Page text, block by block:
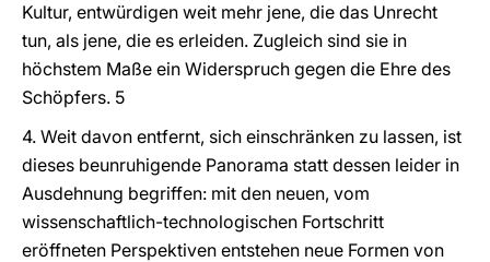
Kultur, entwürdigen weit mehr jene, die das Unrecht
tun, als jene, die es erleiden. Zugleich sind sie in
höchstem Maße ein Widerspruch gegen die Ehre des
Schöpfers. 5
4. Weit davon entfernt, sich einschränken zu lassen, ist
dieses beunruhigende Panorama statt dessen leider in
Ausdehnung begriffen: mit den neuen, vom
wissenschaftlich-technologischen Fortschritt
eröffneten Perspektiven entstehen neue Formen von